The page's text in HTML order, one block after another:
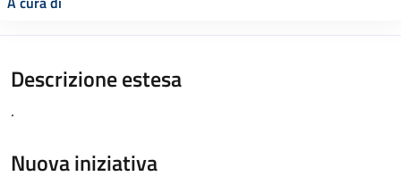
Descrizione estesa
.
Nuova iniziativa